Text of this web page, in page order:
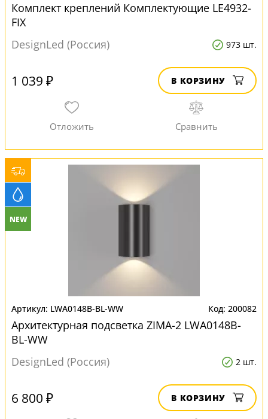
Комплект креплений Комплектующие LE4932-
FIX
DesignLed (Россия)
973 шт.
1 039 ₽ В КОРЗИНУ
NEW
LWA0148B-BL-WW 200082
Архитектурная подсветка ZIMA-2 LWA0148B-
BL-WW
DesignLed (Россия)
2 шт.
6 800 ₽ В КОРЗИНУ